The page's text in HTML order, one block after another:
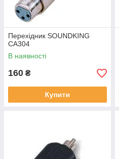
Перехідник SOUNDKING
CA304
В наявності
160 ₴
Купити